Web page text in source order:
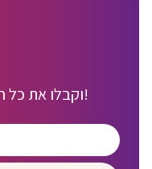
וקבלו את כל הדילים החמים ישר למייל!